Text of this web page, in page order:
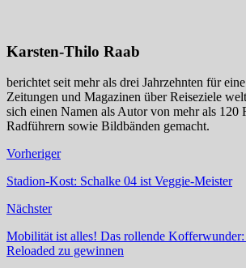
Karsten-Thilo Raab
berichtet seit mehr als drei Jahrzehnten für
Zeitungen und Magazinen über Reiseziele
sich einen Namen als Autor von mehr als 120
Radführern sowie Bildbänden gemacht.
Vorheriger
Stadion-Kost: Schalke 04 ist Veggie-Meister
Nächster
Mobilität ist alles! Das rollende
Reloaded zu gewinnen